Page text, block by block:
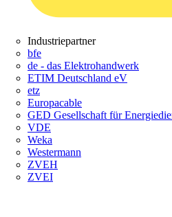
Industriepartner
bfe
de - das Elektrohandwerk
ETIM Deutschland eV
etz
Europacable
GED Gesellschaft für
VDE
Weka
Westermann
ZVEH
ZVEI